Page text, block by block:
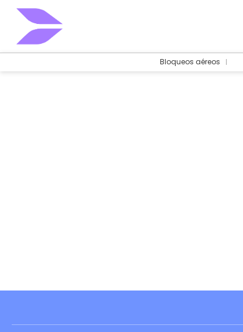
Bloqueos aéreos